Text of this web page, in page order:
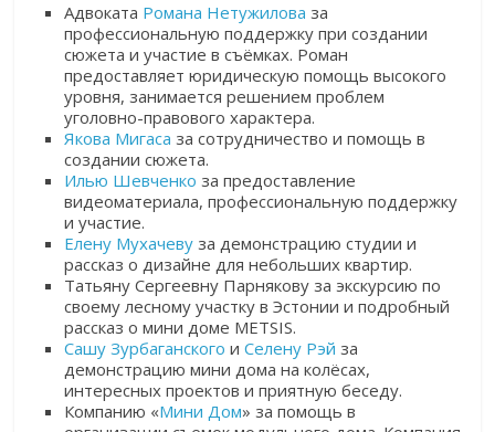
Адвоката Романа Нетужилова за
профессиональную поддержку при создании
сюжета и участие в съёмках. Роман
предоставляет юридическую помощь высокого
уровня, занимается решением проблем
уголовно-правового характера.
Якова Мигаса за сотрудничество и помощь в
создании сюжета.
Илью Шевченко за предоставление
видеоматериала, профессиональную поддержку
и участие.
Елену Мухачеву за демонстрацию студии и
рассказ о дизайне для небольших квартир.
Татьяну Сергеевну Парнякову за экскурсию по
своему лесному участку в Эстонии и подробный
рассказ о мини доме METSIS.
Сашу Зурбаганского иСелену Рэй за
демонстрацию мини дома на колёсах,
интересных проектов и приятную беседу.
Компанию «Мини Дом» за помощь в